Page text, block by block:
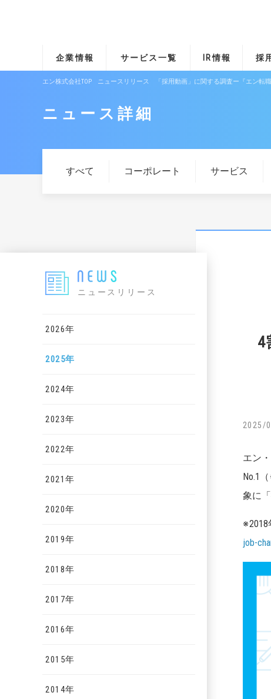
企業情報 サービス一覧 IR情報 採
エン株式会社TOP ニュースリリース 「採用動画」に関する調査ー『エン転
ニュース詳細
すべて コーポレート サービス
ニュースリリース
2026年
2025年
2024年
2023年
2022年
2021年
2020年
2019年
2018年
2017年
2016年
2015年
2014年
4
2025/
エン
No.1
象に
job-